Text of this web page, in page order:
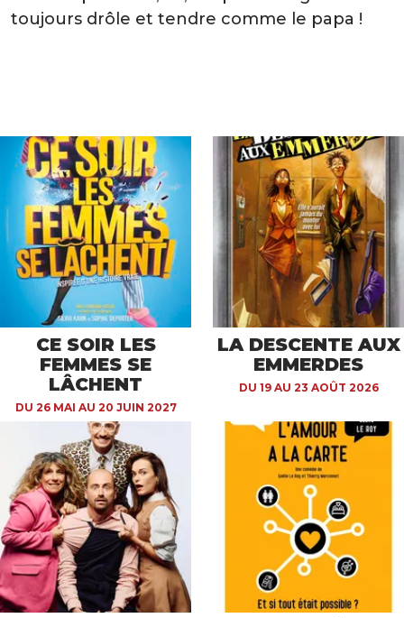
toujours drôle et tendre comme le papa !
CE SOIR LES
FEMMES SE
LÂCHENT
DU 26 MAI AU 20 JUIN 2027
LA DESCENTE AUX
EMMERDES
DU 19 AU 23 AOÛT 2026